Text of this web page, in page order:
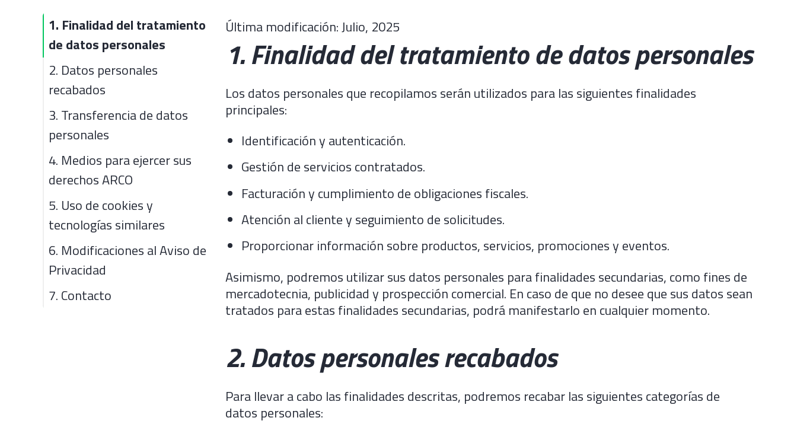
1. Finalidad del tratamiento
de datos personales
2. Datos personales
recabados
3. Transferencia de datos
personales
4. Medios para ejercer sus
derechos ARCO
5. Uso de cookies y
tecnologías similares
6. Modificaciones al Aviso de
Privacidad
7. Contacto
Última modificación: Julio, 2025
1. Finalidad del tratamiento de datos personales
Los datos personales que recopilamos serán utilizados para las siguientes finalidades
principales:
Identificación y autenticación.
Gestión de servicios contratados.
Facturación y cumplimiento de obligaciones fiscales.
Atención al cliente y seguimiento de solicitudes.
Proporcionar información sobre productos, servicios, promociones y eventos.
Asimismo, podremos utilizar sus datos personales para finalidades secundarias, como fines de
mercadotecnia, publicidad y prospección comercial. En caso de que no desee que sus datos sean
tratados para estas finalidades secundarias, podrá manifestarlo en cualquier momento.
2. Datos personales recabados
Para llevar a cabo las finalidades descritas, podremos recabar las siguientes categorías de
datos personales: